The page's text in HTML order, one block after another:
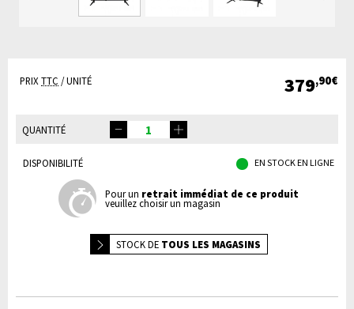
PRIXTTC / UNITÉ 379,90€
QUANTITÉ
DISPONIBILITÉ EN STOCK EN LIGNE
Pour un retrait immédiat de ce produit
veuillez choisir un magasin
STOCK DE TOUS LES MAGASINS